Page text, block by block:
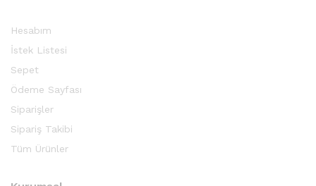
Hesabım
İstek Listesi
Sepet
Ödeme Sayfası
Siparişler
Sipariş Takibi
Tüm Ürünler